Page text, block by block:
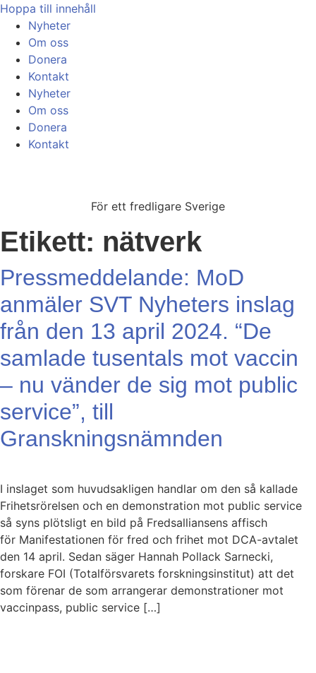
Hoppa till innehåll
Nyheter
Om oss
Donera
Kontakt
Nyheter
Om oss
Donera
Kontakt
För ett fredligare Sverige
Etikett: nätverk
Pressmeddelande: MoD
anmäler SVT Nyheters inslag
från den 13 april 2024. “De
samlade tusentals mot vaccin
– nu vänder de sig mot public
service”, till
Granskningsnämnden
I inslaget som huvudsakligen handlar om den så kallade
Frihetsrörelsen och en demonstration mot public service
så syns plötsligt en bild på Fredsalliansens affisch
för Manifestationen för fred och frihet mot DCA-avtalet
den 14 april. Sedan säger Hannah Pollack Sarnecki,
forskare FOI (Totalförsvarets forskningsinstitut) att det
som förenar de som arrangerar demonstrationer mot
vaccinpass, public service […]